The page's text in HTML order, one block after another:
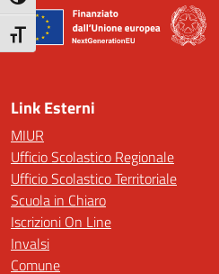
Attiva/disattiva dimensione testo
Link Esterni
MIUR
Ufficio Scolastico Regionale
Ufficio Scolastico Territoriale
Scuola in Chiaro
Iscrizioni On Line
Invalsi
Comune